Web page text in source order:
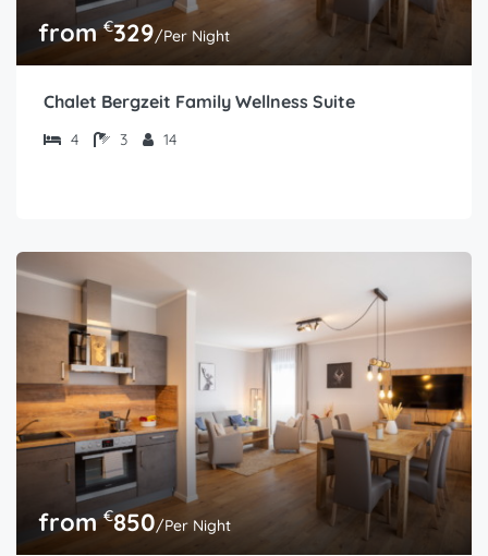
from€329/Per Night
Chalet Bergzeit Family Wellness Suite
4 3 14
from€850/Per Night